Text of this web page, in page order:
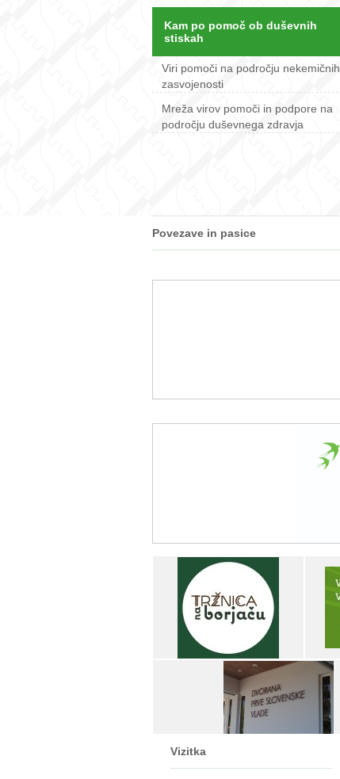
Kam po pomoč ob duševnih
stiskah
Viri pomoči na področju nekemičnih
zasvojenosti
Mreža virov pomoči in podpore na
področju duševnega zdravja
Povezave in pasice
Vizitka